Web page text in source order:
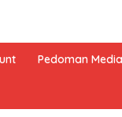
Pedoman